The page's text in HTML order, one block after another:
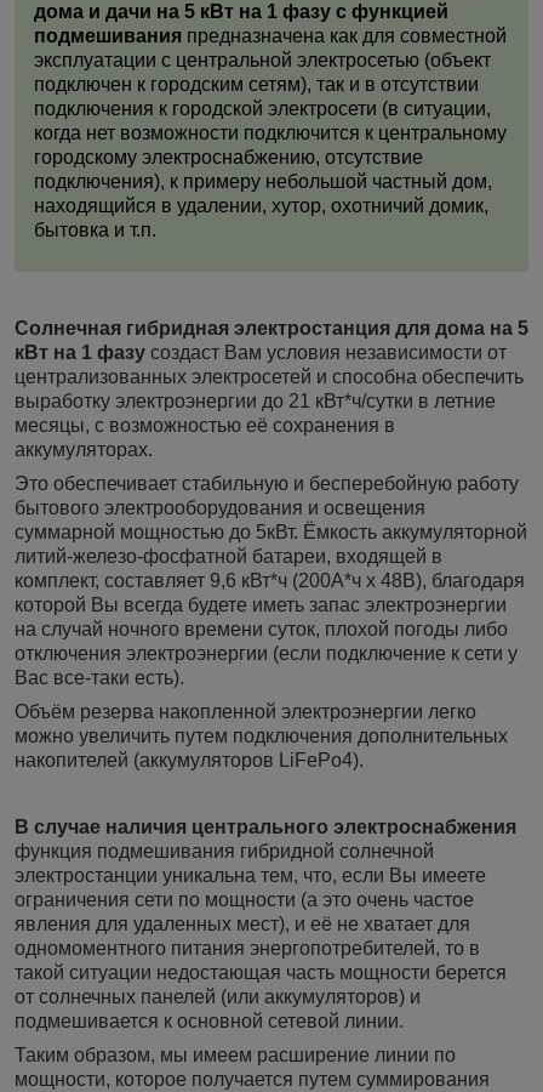
дома и дачи на 5 кВт на 1 фазу с функцией
подмешивания предназначена как для совместной
эксплуатации с центральной электросетью (объект
подключен к городским сетям), так и в отсутствии
подключения к городской электросети (в ситуации,
когда нет возможности подключится к центральному
городскому электроснабжению, отсутствие
подключения), к примеру небольшой частный дом,
находящийся в удалении, хутор, охотничий домик,
бытовка и т.п.
Солнечная гибридная электростанция для дома на 5
кВт на 1 фазу создаст Вам условия независимости от
централизованных электросетей и способна обеспечить
выработку электроэнергии до 21 кВт*ч/сутки в летние
месяцы, с возможностью её сохранения в
аккумуляторах.
Это обеспечивает стабильную и бесперебойную работу
бытового электрооборудования и освещения
суммарной мощностью до 5кВт. Ёмкость аккумуляторной
литий-железо-фосфатной батареи, входящей в
комплект, составляет 9,6 кВт*ч (200А*ч x 48В), благодаря
которой Вы всегда будете иметь запас электроэнергии
на случай ночного времени суток, плохой погоды либо
отключения электроэнергии (если подключение к сети у
Вас все-таки есть).
Объём резерва накопленной электроэнергии легко
можно увеличить путем подключения дополнительных
накопителей (аккумуляторов LiFePo4).
В случае наличия центрального электроснабжения
функция подмешивания гибридной солнечной
электростанции уникальна тем, что, если Вы имеете
ограничения сети по мощности (а это очень частое
явления для удаленных мест), и её не хватает для
одномоментного питания энергопотребителей, то в
такой ситуации недостающая часть мощности берется
от солнечных панелей (или аккумуляторов) и
подмешивается к основной сетевой линии.
Таким образом, мы имеем расширение линии по
мощности, которое получается путем суммирования